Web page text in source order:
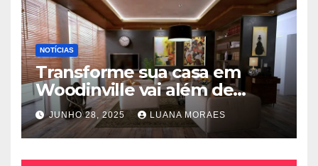
NOTÍCIAS
Transforme sua casa em
Woodinville vai além de
trocar pisos
JUNHO 28, 2025 LUANA MORAES